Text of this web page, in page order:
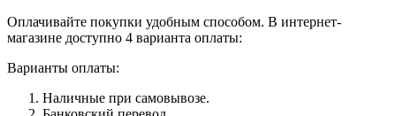
Оплачивайте покупки удобным способом. В интернет-
магазине доступно 4 варианта оплаты:
Варианты оплаты:
Наличные при самовывозе.